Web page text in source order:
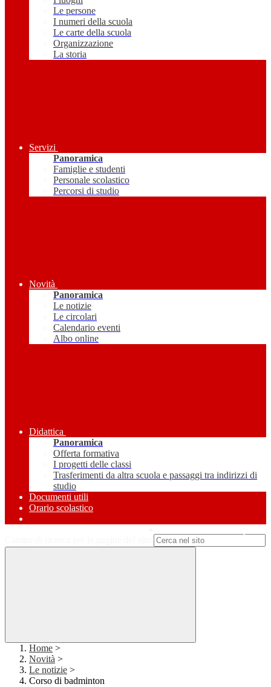
Le persone
I numeri della scuola
Le carte della scuola
Organizzazione
La storia
Servizi
Panoramica
Famiglie e studenti
Personale scolastico
Percorsi di studio
Novità
Panoramica
Le notizie
Le circolari
Calendario eventi
Albo online
Didattica
Panoramica
Offerta formativa
I progetti delle classi
Trasferimenti da altra scuola e passaggi tra indirizzi di
studio
Documenti utili
Orario scolastico
Home >
Novità >
Le notizie >
Corso di badminton